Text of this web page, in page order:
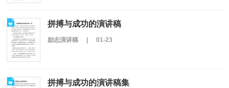
拼搏与成功的演讲稿
励志演讲稿 01-23
拼搏与成功的演讲稿集